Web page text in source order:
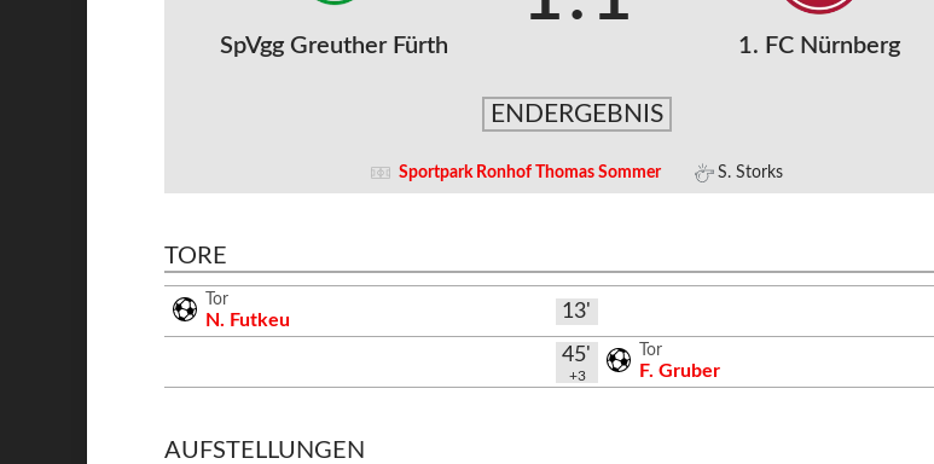
SpVgg Greuther Fürth 1. FC Nürnberg
ENDERGEBNIS
Sportpark Ronhof Thomas Sommer S. Storks
TORE
Tor
N. Futkeu
13'
45'
+3
Tor
F. Gruber
AUFSTELLUNGEN